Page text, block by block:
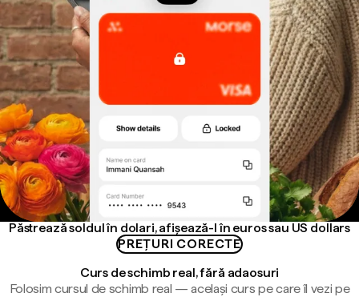
Păstrează soldul în dolari, afișează-l în euros sau US dollars
PREȚURI CORECTE
Curs de schimb real, fără adaosuri
Folosim cursul de schimb real — același curs pe care îl vezi pe